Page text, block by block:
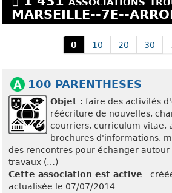
MARSEILLE--7E--
0 10 20 30
100 PARENTHESES
Objet : faire des activités
réécriture de nouvelles,
courriers, curriculum vitae,
brochures d'informations,
des rencontres pour échanger autour
travaux (…)
Cette association est active -
actualisée le 07/07/2014